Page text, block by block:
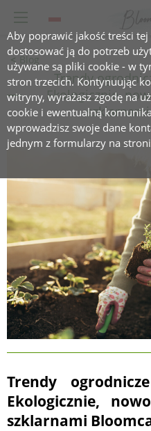
Aby poprawić jakość treści
dostosować ją do potrzeb
używane są pliki cookie - w
stron trzecich. Kontynuując
witryny, wyrażasz zgodę na
cookie i ewentualną
wprowadzisz swoje dane
jednym z formularzy na
Blog
Trendy
Ekologicznie,
Trendy
Ekologicznie,
szklarnami